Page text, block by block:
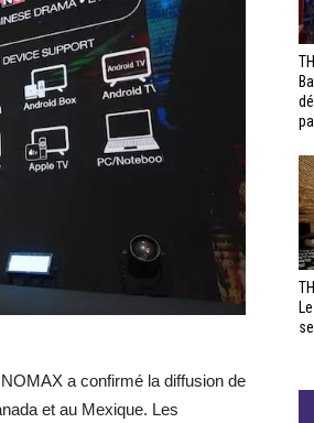
a confirmé la diffusion de
et au Mexique. Les